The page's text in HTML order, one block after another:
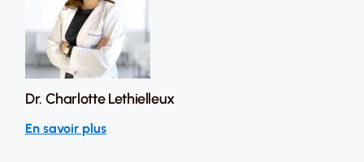
Dr. Charlotte Lethielleux
En savoir plus